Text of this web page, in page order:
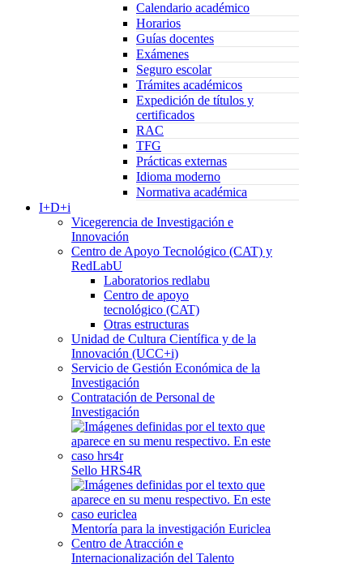
Calendario académico
Horarios
Guías docentes
Exámenes
Seguro escolar
Trámites académicos
Expedición de títulos y
certificados
RAC
TFG
Prácticas externas
Idioma moderno
Normativa académica
I+D+i
Vicegerencia de Investigación e
Innovación
Centro de Apoyo Tecnológico (CAT) y
RedLabU
Laboratorios redlabu
Centro de apoyo
tecnológico (CAT)
Otras estructuras
Unidad de Cultura Científica y de la
Innovación (UCC+i)
Servicio de Gestión Económica de la
Investigación
Contratación de Personal de
Investigación
Sello HRS4R
Mentoría para la investigación Euriclea
Centro de Atracción e
Internacionalización del Talento